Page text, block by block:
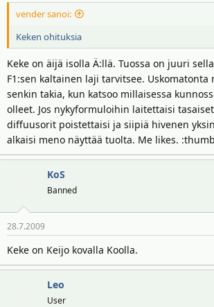
vender sanoi:
Keken ohituksia
Keke on äijä isolla Ä:llä. Tuossa on juuri
F1:sen kaltainen laji tarvitsee. Uskomatonta
senkin takia, kun katsoo millaisessa
olleet. Jos nykyformuloihin laitettaisi
diffuusorit poistettaisi ja siipiä hivenen
alkaisi meno näyttää tuolta. Me likes.
KoS
Banned
28.7.2009
Keke on Keijo kovalla Koolla.
Leo
User